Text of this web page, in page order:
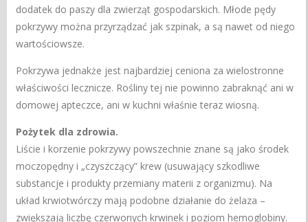
dodatek do paszy dla zwierząt gospodarskich. Młode pędy
pokrzywy można przyrządzać jak szpinak, a są nawet od niego
wartościowsze.
Pokrzywa jednakże jest najbardziej ceniona za wielostronne
właściwości lecznicze. Rośliny tej nie powinno zabraknąć ani w
domowej apteczce, ani w kuchni właśnie teraz wiosną.
Pożytek dla zdrowia.
Liście i korzenie pokrzywy powszechnie znane są jako środek
moczopędny i „czyszczący” krew (usuwający szkodliwe
substancje i produkty przemiany materii z organizmu). Na
układ krwiotwórczy mają podobne działanie do żelaza –
zwiększają liczbę czerwonych krwinek i poziom hemoglobiny.